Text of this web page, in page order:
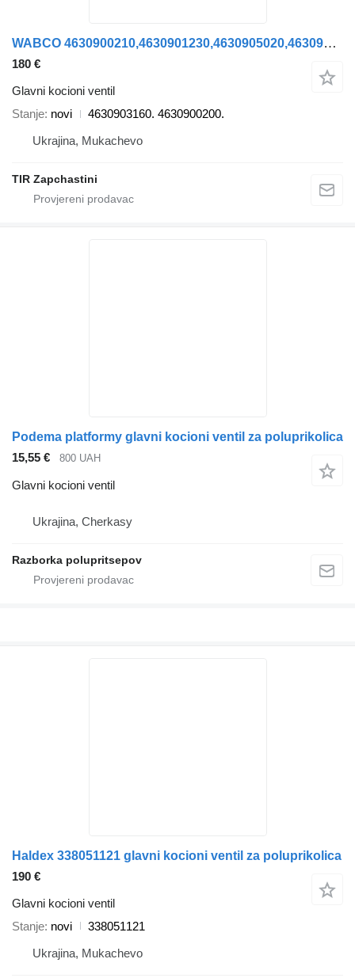
WABCO 4630900210,4630901230,4630905020,4630903150,4630901230,463090012 4630903160. 4630900200. glavni kocioni ventil za Kögel SCHMITZ KRONE poluprikolica
180 €
Glavni kocioni ventil
Stanje novi
4630903160. 4630900200.
Ukrajina, Mukachevo
TIR Zapchastini
Podema platformy glavni kocioni ventil za poluprikolica
15,55 €
800 UAH
Glavni kocioni ventil
Ukrajina, Cherkasy
Razborka polupritsepov
Haldex 338051121 glavni kocioni ventil za poluprikolica
190 €
Glavni kocioni ventil
Stanje novi
338051121
Ukrajina, Mukachevo